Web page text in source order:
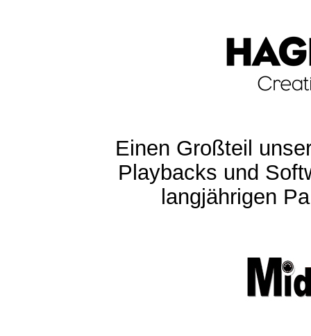
Einen Großteil
Playbacks und
langjährigen